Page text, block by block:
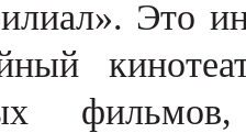
Это